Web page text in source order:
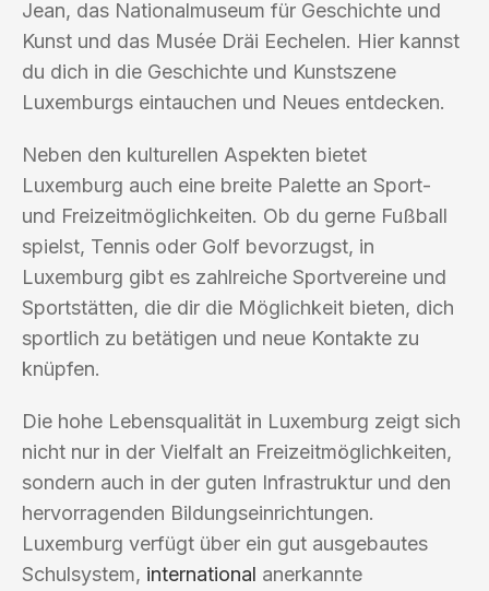
Jean, das Nationalmuseum für Geschichte und
Kunst und das Musée Dräi Eechelen. Hier kannst
du dich in die Geschichte und Kunstszene
Luxemburgs eintauchen und Neues entdecken.
Neben den kulturellen Aspekten bietet
Luxemburg auch eine breite Palette an Sport-
und Freizeitmöglichkeiten. Ob du gerne Fußball
spielst, Tennis oder Golf bevorzugst, in
Luxemburg gibt es zahlreiche Sportvereine und
Sportstätten, die dir die Möglichkeit bieten, dich
sportlich zu betätigen und neue Kontakte zu
knüpfen.
Die hohe Lebensqualität in Luxemburg zeigt sich
nicht nur in der Vielfalt an Freizeitmöglichkeiten,
sondern auch in der guten Infrastruktur und den
hervorragenden Bildungseinrichtungen.
Luxemburg verfügt über ein gut ausgebautes
Schulsystem, international anerkannte